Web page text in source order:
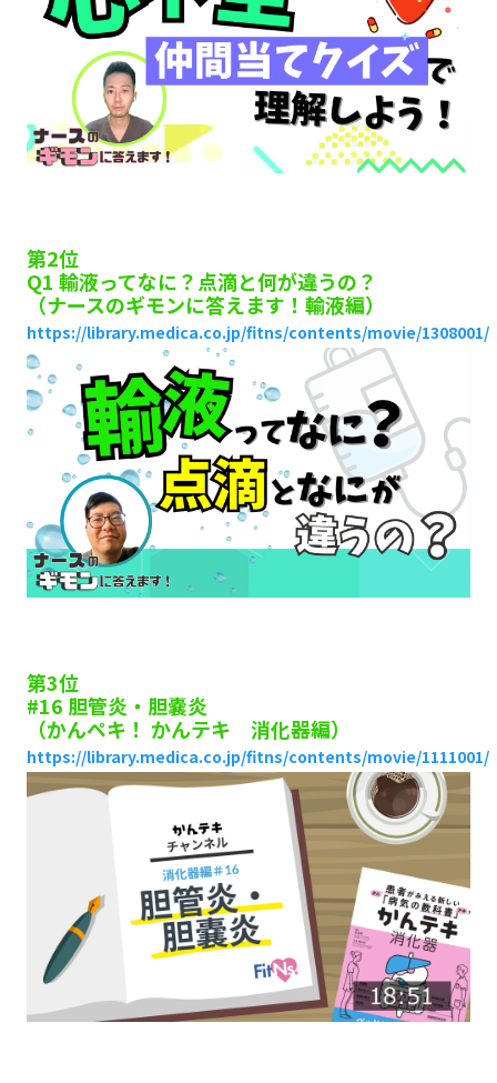
第2位
Q1 輸液ってなに？点滴と何が違うの？
（ナースのギモンに答えます！輸液編）
https://library.medica.co.jp/fitns/contents/movie/1308001/
第3位
#16 胆管炎・胆嚢炎
（かんペキ！ かんテキ 消化器編）
https://library.medica.co.jp/fitns/contents/movie/1111001/